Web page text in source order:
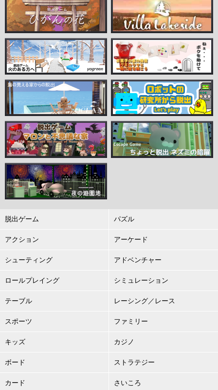
脱出ゲーム パズル
アクション アーケード
シューティング アドベンチャー
ロールプレイング シミュレーション
テーブル レーシング／レース
スポーツ ファミリー
キッズ カジノ
ボード ストラテジー
カード さいころ